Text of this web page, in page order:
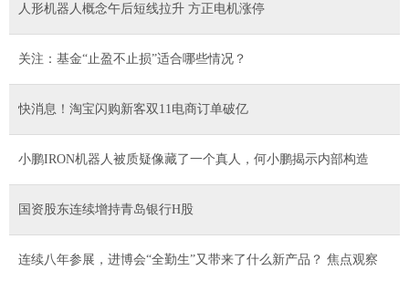
人形机器人概念午后短线拉升 方正电机涨停
关注：基金“止盈不止损”适合哪些情况？
快消息！淘宝闪购新客双11电商订单破亿
小鹏IRON机器人被质疑像藏了一个真人，何小鹏揭示内部构造
国资股东连续增持青岛银行H股
连续八年参展，进博会“全勤生”又带来了什么新产品？ 焦点观察